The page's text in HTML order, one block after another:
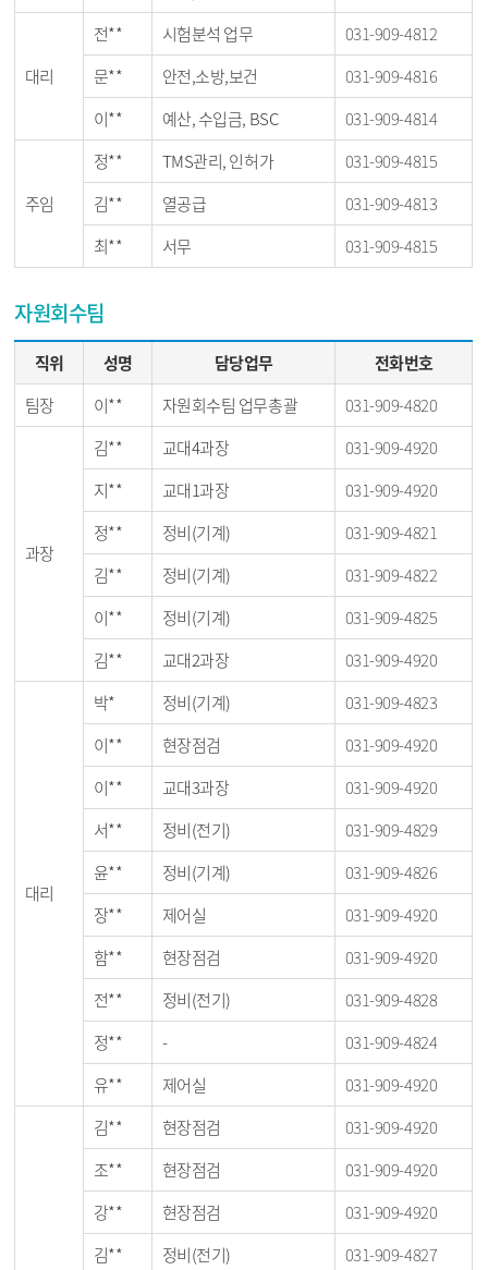
대리
전** 시험분석 업무
031-909-4812
문**
안전,소방,보건
031-909-4816
이**
예산, 수입금, BSC 031-909-4814
주임
정** TMS관리, 인허가
031-909-4815
김**
열공급
031-909-4813
최**
서무 031-909-4815
자원회수팀
직위 성명 담당업무
전화번호
팀장
이** 자원회수팀 업무총괄 031-909-4820
과장
김** 교대4과장
031-909-4920
지**
교대1과장
031-909-4920
정**
정비(기계)
031-909-4821
김**
정비(기계)
031-909-4822
이**
정비(기계)
031-909-4825
김**
교대2과장 031-909-4920
대리
박* 정비(기계)
031-909-4823
이**
현장점검
031-909-4920
이**
교대3과장
031-909-4920
서**
정비(전기)
031-909-4829
윤**
정비(기계)
031-909-4826
장**
제어실
031-909-4920
함**
현장점검
031-909-4920
전**
정비(전기)
031-909-4828
정**
-
031-909-4824
유**
제어실 031-909-4920
김** 현장점검
031-909-4920
조**
현장점검
031-909-4920
강**
현장점검
031-909-4920
김**
정비(전기)
031-909-4827